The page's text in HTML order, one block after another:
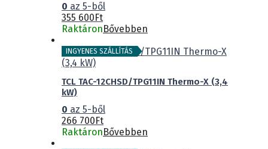
0 az 5-ből
355 600 Ft
Raktáron Bővebben
INGYENES SZÁLLÍTÁS
TCL TAC-12CHSD/TPG11IN Thermo-X (3,4
kW)
0 az 5-ből
266 700Ft
RaktáronBővebben